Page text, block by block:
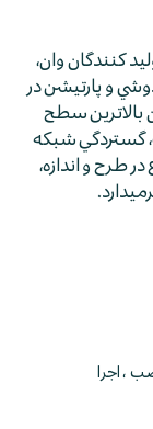
كنندگان وان،
و پارتيشن در
بالاترين سطح
گستردگي شبكه
طرح و اندازه،
، اجرا